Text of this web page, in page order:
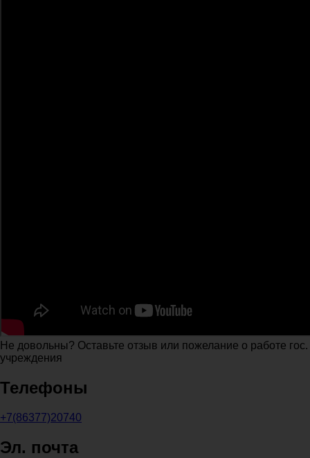
Не довольны? Оставьте отзыв или пожелание о работе гос.
учреждения
Телефоны
+7(86377)20740
Эл. почта